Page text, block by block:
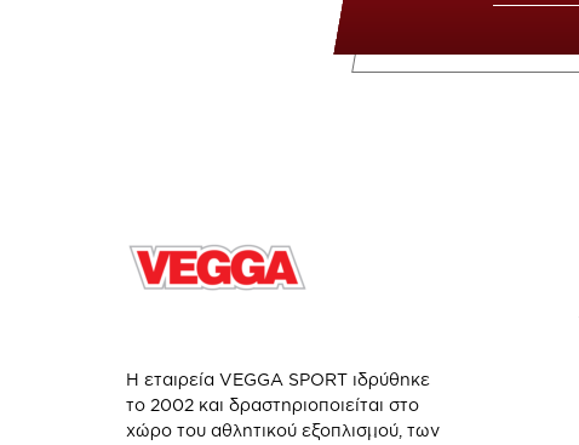
Η εταιρεία VEGGA SPORT ιδρύθηκε
το 2002 και δραστηριοποιείται στο
χώρο του αθλητικού εξοπλισμού, των